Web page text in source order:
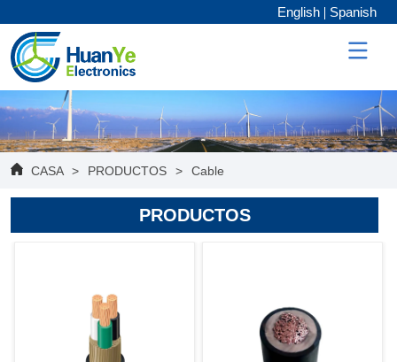
English Spanish
CASA > PRODUCTOS > Cable
PRODUCTOS